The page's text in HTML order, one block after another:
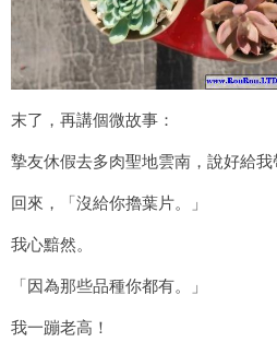
末了，再講個微故事：
摯友休假去多肉聖地雲南，說好給我
回來，「沒給你擼葉片。」
我心黯然。
「因為那些品種你都有。」
我一蹦老高！